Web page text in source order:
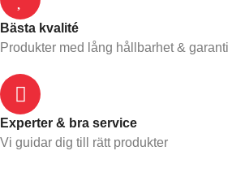
Bästa kvalité
Produkter med lång hållbarhet & garanti
Experter & bra service
Vi guidar dig till rätt produkter